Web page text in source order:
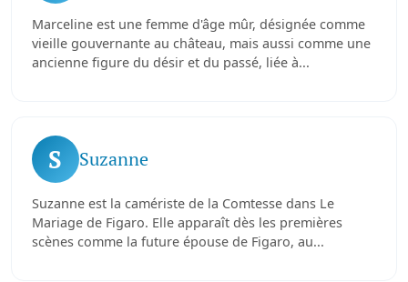
Marceline est une femme d'âge mûr, désignée comme
vieille gouvernante au château, mais aussi comme une
ancienne figure du désir et du passé, liée à...
S Suzanne
Suzanne est la camériste de la Comtesse dans Le
Mariage de Figaro. Elle apparaît dès les premières
scènes comme la future épouse de Figaro, au...